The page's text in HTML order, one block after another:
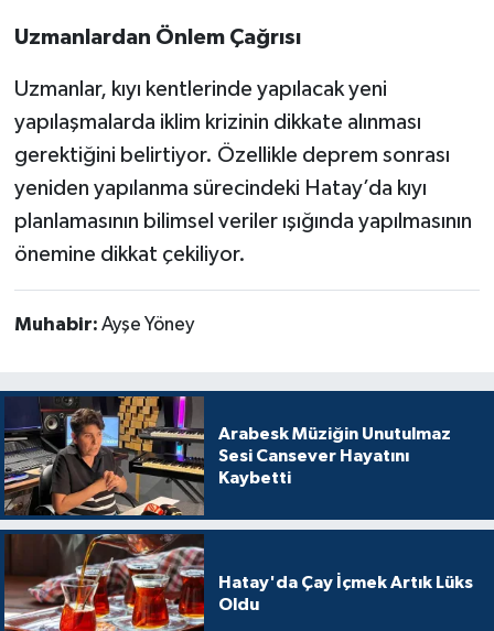
Uzmanlardan Önlem Çağrısı
Uzmanlar, kıyı kentlerinde yapılacak yeni
yapılaşmalarda iklim krizinin dikkate alınması
gerektiğini belirtiyor. Özellikle deprem sonrası
yeniden yapılanma sürecindeki Hatay’da kıyı
planlamasının bilimsel veriler ışığında yapılmasının
önemine dikkat çekiliyor.
Muhabir: Ayşe Yöney
Arabesk Müziğin Unutulmaz
Sesi Cansever Hayatını
Kaybetti
Hatay'da Çay İçmek Artık Lüks
Oldu